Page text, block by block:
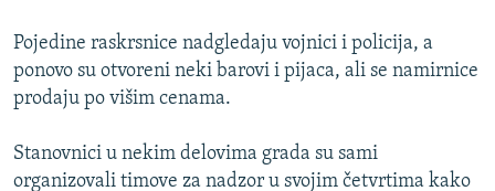
POST SCRIPTUM
TRI DECENIJE OD RATA U BIH
Sve RFE/RL stranice
Pojedine raskrsnice nadgledaju vojnici i policija, a
ponovo su otvoreni neki barovi i pijaca, ali se namirnice
prodaju po višim cenama.
Stanovnici u nekim delovima grada su sami
organizovali timove za nadzor u svojim četvrtima kako